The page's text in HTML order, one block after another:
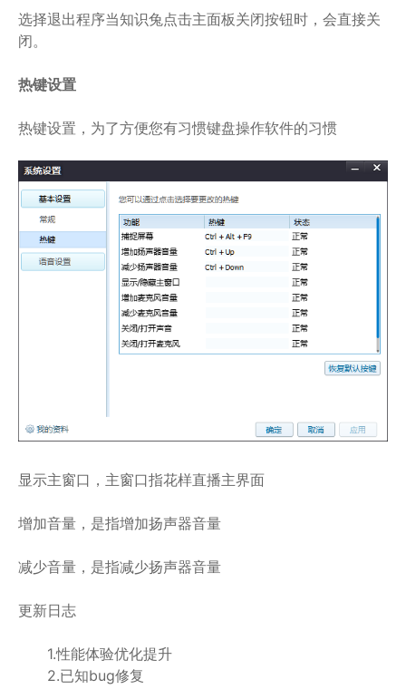
选择退出程序当知识兔点击主面板关闭按钮时，会直接关
闭。
热键设置
热键设置，为了方便您有习惯键盘操作软件的习惯
显示主窗口，主窗口指花样直播主界面
增加音量，是指增加扬声器音量
减少音量，是指减少扬声器音量
更新日志
1.性能体验优化提升
2.已知bug修复